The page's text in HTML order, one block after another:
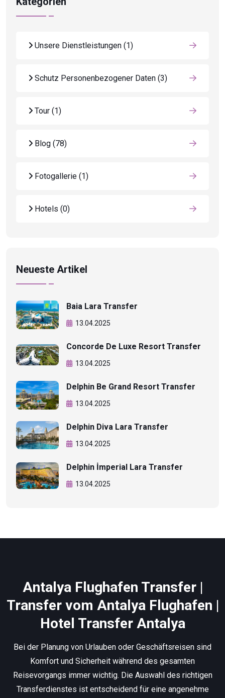
Unsere Dienstleistungen (1)
Schutz Personenbezogener Daten (3)
Tour (1)
Blog (78)
Fotogallerie (1)
Hotels (0)
Neueste Artikel
Baia Lara Transfer
13.04.2025
Concorde De Luxe Resort Transfer
13.04.2025
Delphin Be Grand Resort Transfer
13.04.2025
Delphin Diva Lara Transfer
13.04.2025
Delphin İmperial Lara Transfer
13.04.2025
Antalya Flughafen Transfer |
Transfer vom Antalya Flughafen |
Hotel Transfer Antalya
Bei der Planung von Urlauben oder Geschäftsreisen sind
Komfort und Sicherheit während des gesamten
Reisevorgangs immer wichtig. Die Auswahl des richtigen
Transferdienstes ist entscheidend für eine angenehme